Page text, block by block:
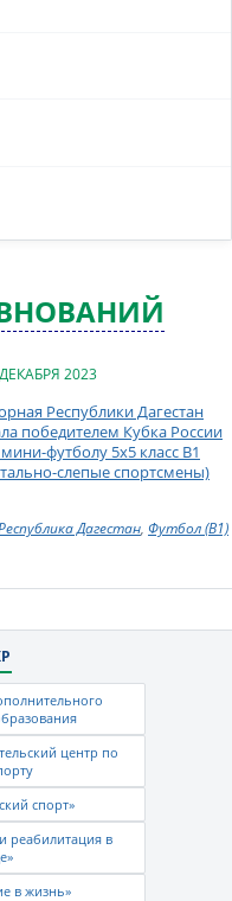
2023
Республики Дагестан
победителем Кубка России
футболу 5х5 класс В1
слепые спортсмены)
Дагестан, Футбол (B1)
центр по
спорт»
реабилитация в
в жизнь»